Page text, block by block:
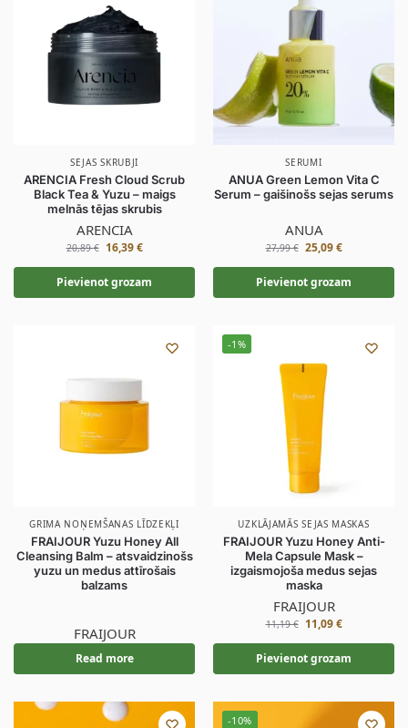
SEJAS SKRUBJI
ARENCIA Fresh Cloud Scrub
Black Tea & Yuzu – maigs
melnās tējas skrubis
ARENCIA
20,89€ 16,39€
Pievienot grozam
SERUMI
ANUA Green Lemon Vita C
Serum – gaišinošs sejas serums
ANUA
27,99€ 25,09€
Pievienot grozam
GRIMA NOŅEMŠANAS LĪDZEKĻI
FRAIJOUR Yuzu Honey All
Cleansing Balm – atsvaidzinošs
yuzu un medus attīrošais
balzams
FRAIJOUR
Read more
-1%
UZKLĀJAMĀS SEJAS MASKAS
FRAIJOUR Yuzu Honey Anti-
Mela Capsule Mask –
izgaismojoša medus sejas
maska
FRAIJOUR
11,19€ 11,09€
Pievienot grozam
-10%